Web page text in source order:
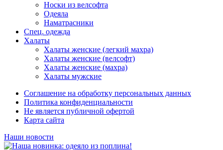
Носки из велсофта
Одеяла
Наматрасники
Спец. одежда
Халаты
Халаты женские (легкий махра)
Халаты женские (велсофт)
Халаты женские (махра)
Халаты мужские
Соглашение на обработку персональных данных
Политика конфиденциальности
Не является публичной офертой
Карта сайта
Наши новости